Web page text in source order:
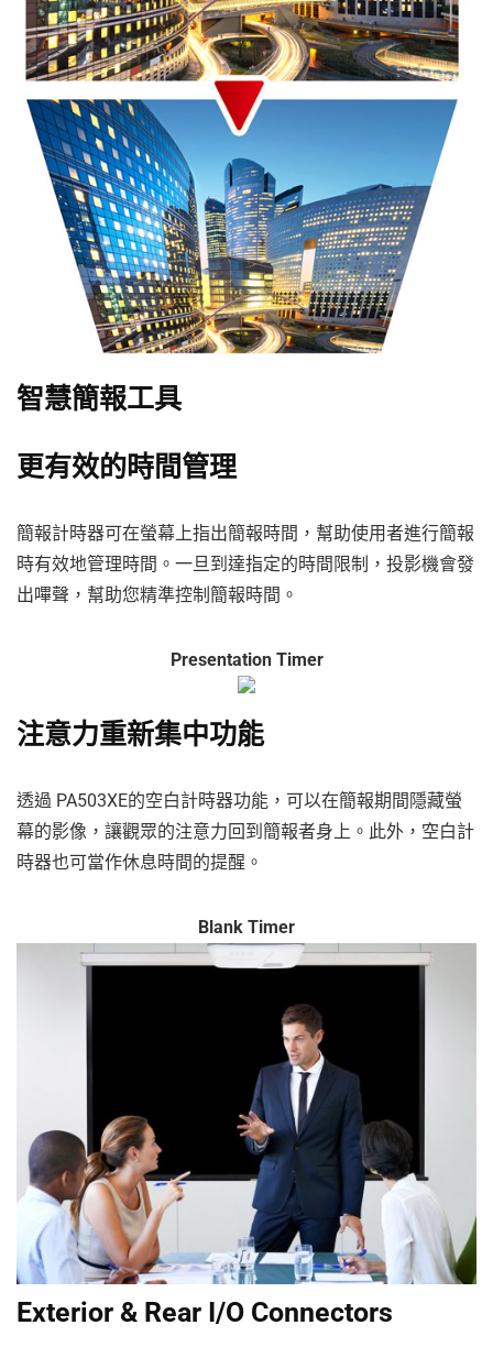
智慧簡報工具
更有效的時間管理
簡報計時器可在螢幕上指出簡報時間，幫助使用者進行簡報
時有效地管理時間。一旦到達指定的時間限制，投影機會發
出嗶聲，幫助您精準控制簡報時間。
Presentation Timer
注意力重新集中功能
透過 PA503XE的空白計時器功能，可以在簡報期間隱藏螢
幕的影像，讓觀眾的注意力回到簡報者身上。此外，空白計
時器也可當作休息時間的提醒。
Blank Timer
Exterior & Rear I/O Connectors